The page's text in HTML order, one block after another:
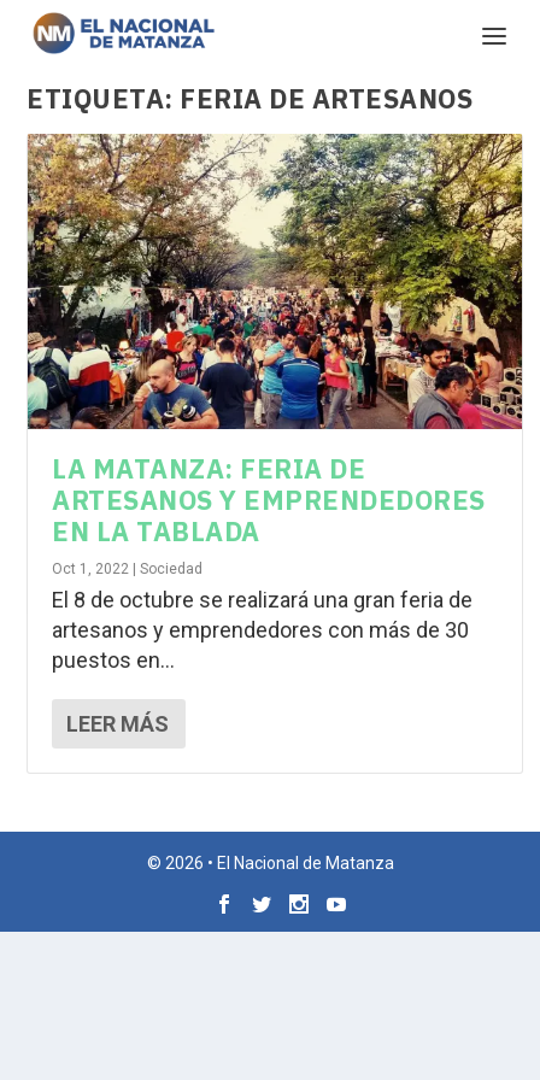
ETIQUETA: FERIA DE ARTESANOS
LA MATANZA: FERIA DE
ARTESANOS Y EMPRENDEDORES
EN LA TABLADA
Oct 1, 2022 |Sociedad
El 8 de octubre se realizará una gran feria de
artesanos y emprendedores con más de 30
puestos en...
LEER MÁS
© 2026 • El Nacional de Matanza